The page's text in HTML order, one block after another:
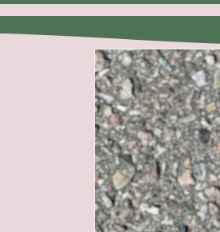
Gå til
produktoplysninger